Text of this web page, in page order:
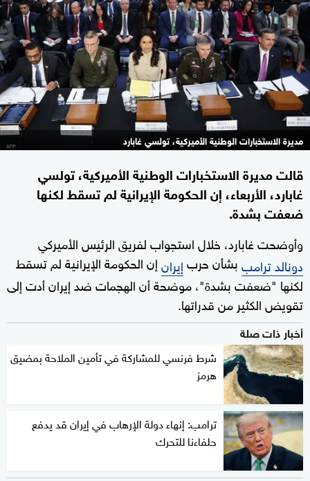
مديرة الاستخبارات الوطنية الأميركية، تولسي غابارد
قالت مديرة الاستخبارات الوطنية الأميركية، تولسي
غابارد، الأربعاء، إن الحكومة الإيرانية لم تسقط لكنها
ضعفت بشدة.
وأوضحت غابارد، خلال استجواب لفريق الرئيس الأميركي
دونالد ترامببشأن حربإيرانإن الحكومة الإيرانية لم تسقط
لكنها "ضعفت بشدة"، موضحة أن الهجمات ضد إيران أدت إلى
تقويض الكثير من قدراتها.
أخبار ذات صلة
شرط فرنسي للمشاركة في تأمين الملاحة بمضيق
هرمز
ترامب: إنهاء دولة الإرهاب في إيران قد يدفع
حلفاءنا للتحرك